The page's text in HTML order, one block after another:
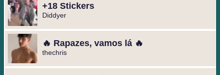
+18 Stickers
Diddyer
🔥 Rapazes, vamos lá 🔥
thechris